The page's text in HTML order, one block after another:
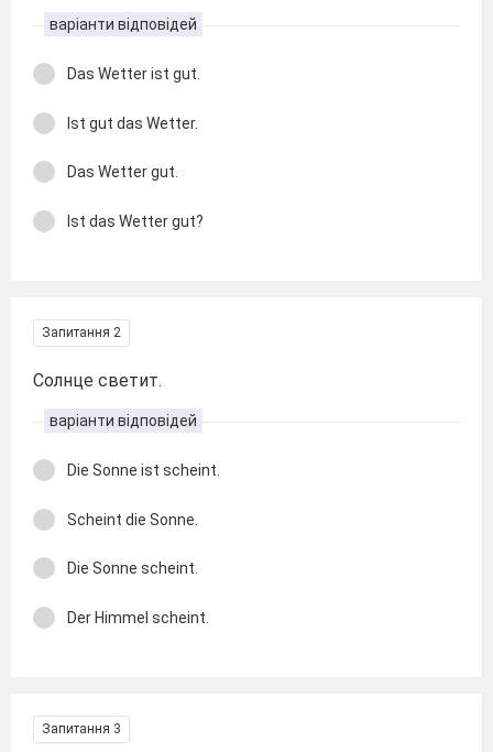
варіанти відповідей
Das Wetter ist gut.
Ist gut das Wetter.
Das Wetter gut.
Ist das Wetter gut?
Запитання 2
Солнце светит.
варіанти відповідей
Die Sonne ist scheint.
Scheint die Sonne.
Die Sonne scheint.
Der Himmel scheint.
Запитання 3